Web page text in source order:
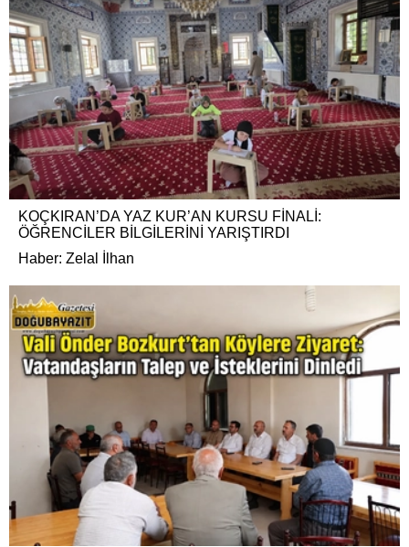
KOÇKIRAN’DA YAZ KUR’AN KURSU FİNALİ:
ÖĞRENCİLER BİLGİLERİNİ YARIŞTIRDI
Haber: Zelal İlhan